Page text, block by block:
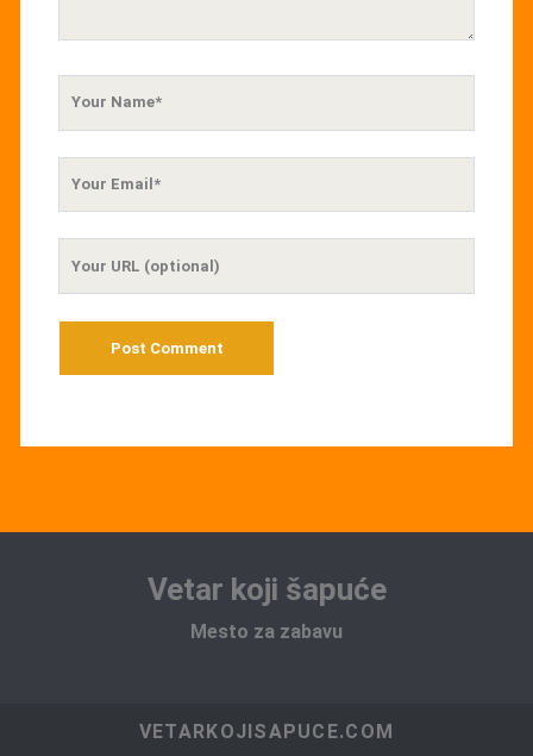
Vetar koji šapuće
Mesto za zabavu
VETARKOJISAPUCE.COM